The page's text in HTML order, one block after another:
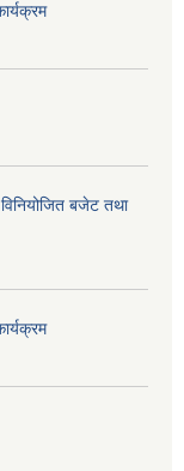
बजेट तथा